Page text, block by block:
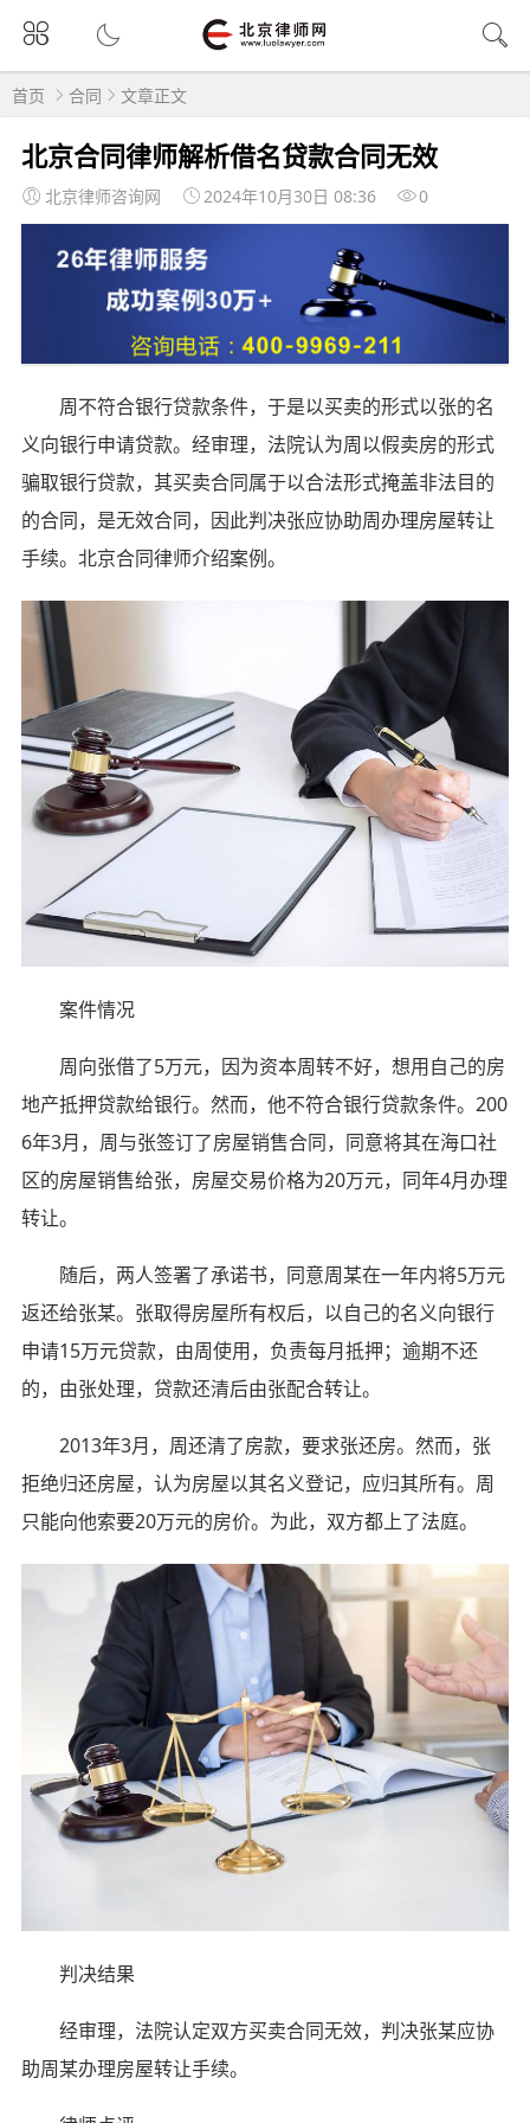
首页 合同 文章正文
北京合同律师解析借名贷款合同无效
北京律师咨询网 2024年10月30日 08:36 0
周不符合银行贷款条件，于是以买卖的形式以张的名
义向银行申请贷款。经审理，法院认为周以假卖房的形式
骗取银行贷款，其买卖合同属于以合法形式掩盖非法目的
的合同，是无效合同，因此判决张应协助周办理房屋转让
手续。北京合同律师介绍案例。
案件情况
周向张借了5万元，因为资本周转不好，想用自己的房
地产抵押贷款给银行。然而，他不符合银行贷款条件。200
6年3月，周与张签订了房屋销售合同，同意将其在海口社
区的房屋销售给张，房屋交易价格为20万元，同年4月办理
转让。
随后，两人签署了承诺书，同意周某在一年内将5万元
返还给张某。张取得房屋所有权后，以自己的名义向银行
申请15万元贷款，由周使用，负责每月抵押；逾期不还
的，由张处理，贷款还清后由张配合转让。
2013年3月，周还清了房款，要求张还房。然而，张
拒绝归还房屋，认为房屋以其名义登记，应归其所有。周
只能向他索要20万元的房价。为此，双方都上了法庭。
判决结果
经审理，法院认定双方买卖合同无效，判决张某应协
助周某办理房屋转让手续。